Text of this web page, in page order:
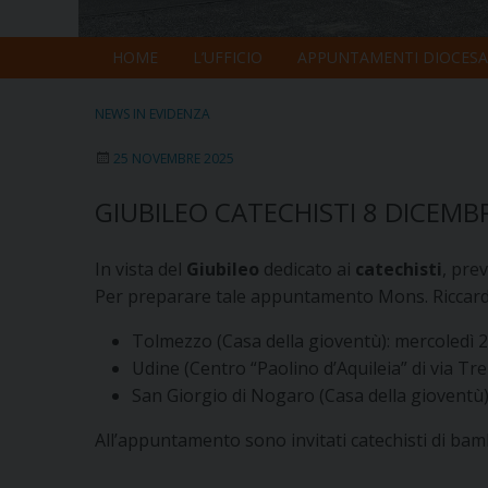
HOME L’UFFICIO APPUNTAMENTI
NEWS IN EVIDENZA
25 NOVEMBRE 2025
GIUBILEO CATECHISTI 8
In vista del Giubileo dedicato ai catechisti,
Per preparare tale appuntamento Mons.
Tolmezzo (Casa della gioventù): mercoledì
Udine (Centro “Paolino d’Aquileia” di via
San Giorgio di Nogaro (Casa della
All’appuntamento sono invitati catechisti di